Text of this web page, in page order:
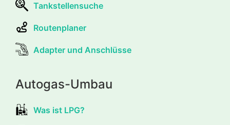
Tankstellensuche
Routenplaner
Adapter und Anschlüsse
Autogas-Umbau
Was ist LPG?